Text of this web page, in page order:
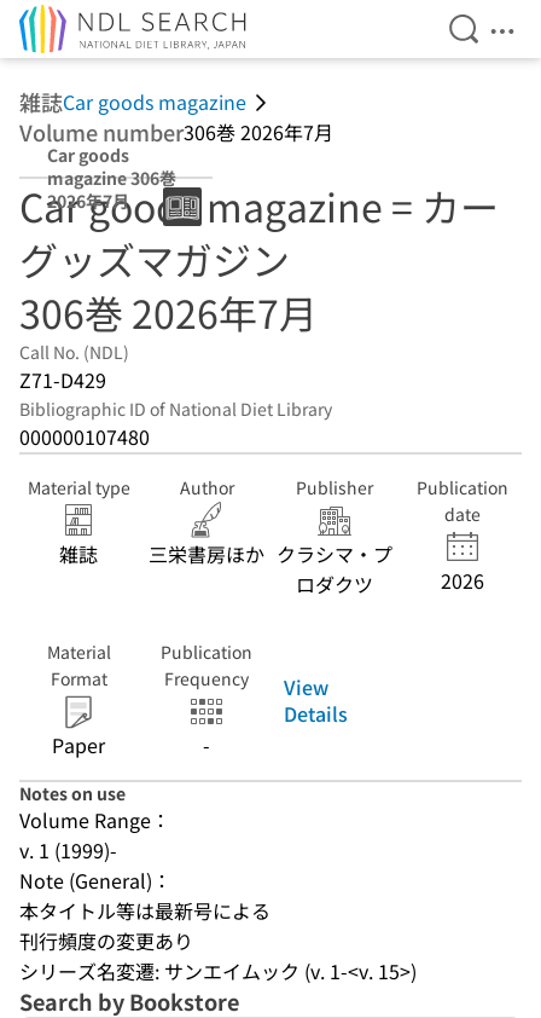
Open
雑誌Car goods magazine
Volume number306巻 2026年7月
Car goods
magazine 306巻
2026年7月
Car goods magazine = カー
グッズマガジン
306巻 2026年7月
Call No. (NDL)
Z71-D429
Bibliographic ID of National Diet Library
000000107480
Material type
雑誌
Author
三栄書房ほか
Publisher
クラシマ・プ
ロダクツ
Publication
date
2026
Material
Format
Paper
Publication
Frequency
-
View
Details
Notes on use
Volume Range：
v. 1 (1999)-
Note (General)：
本タイトル等は最新号による
刊行頻度の変更あり
シリーズ名変遷: サンエイムック (v. 1-<v. 15>)
Search by Bookstore